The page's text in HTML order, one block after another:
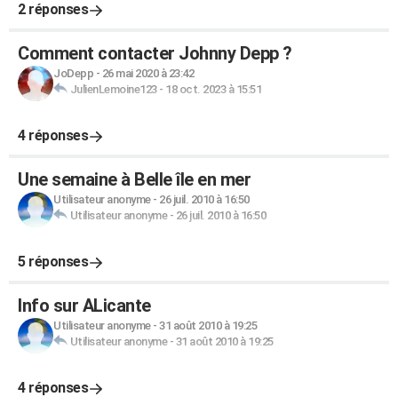
2 réponses
Comment contacter Johnny Depp ?
JoDepp - 26 mai 2020 à 23:42
JulienLemoine123- 18 oct. 2023 à 15:51
4 réponses
Une semaine à Belle île en mer
Utilisateur anonyme- 26 juil. 2010 à 16:50
Utilisateur anonyme- 26 juil. 2010 à 16:50
5 réponses
Info sur ALicante
Utilisateur anonyme- 31 août 2010 à 19:25
Utilisateur anonyme- 31 août 2010 à 19:25
4 réponses